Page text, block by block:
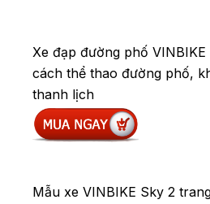
Xe đạp đường phố
cách thể thao đường phố,
thanh lịch
Mẫu xe VINBIKE Sky 2